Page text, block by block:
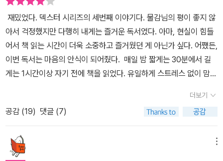
시선이 분산되고 산만하며,각각의 개연성도 떨어진다.소재로 인한 슬
럼프였던 것일까,아니면 도약을 위해 캐릭터에게 자극을 준 것일까.
제프 린제이의 특장점은 독자가 직접 덱스터의눈과 귀가 되어, 보고
듣게 해주는 리얼함이었다.그 장점마저 제대로 살리지 못하고 끝내침
몰한 타이타닉이 되버렸다. 쯧쯧.여튼 마이애미는 오늘도 평화롭다.
재밌었다. 덱스터 시리즈의 세번째 이야기다. 물감님의 평이 좋지 않
아서 걱정했지만 다행히 내게는 즐거운 독서였다. 아마, 현실이 힘들
어서 책 읽는 시간이 더욱 소중하고 즐거웠던 게 아닌가 싶다. 어쨌든,
이번 독서는 마음의 안식이 되어줬다. 매일 밤 짧게는 30분에서 길
게는 1시간이상 자기 전에 책을 읽었다. 유일하게 스트레스 없이 맘
함이 없었다. 물감님은 액션이 적고 덱스터의 '어둠의 승객'이 사라지
고 평범해져서 재미가 없었다고 했는데 나는 반대였다. 갑자기 '어둠
의 승객'이 사라져버려서 어리둥절한 덱스터를 보는 것도 재밌었다.
사건을 추리해가는 과정도 재밌었다. '어둠의 승객'은 덱스터가 자신
의 또다른 자아를 지칭하는 표현이다. 덱스터에게 살인을 부추기고
더보기
공감 (19) 댓글 (7)